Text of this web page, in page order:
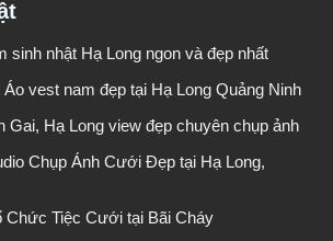
sinh nhật Hạ Long ngon và đẹp nhất
vest nam đẹp tại Hạ Long Quảng Ninh
Gai, Hạ Long view đẹp chuyên chụp ảnh
Chụp Ảnh Cưới Đẹp tại Hạ Long,
Chức Tiệc Cưới tại Bãi Cháy